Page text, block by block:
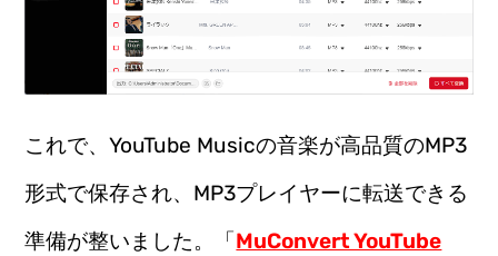
これで、YouTube Musicの音楽が高品質のMP3
形式で保存され、MP3プレイヤーに転送できる
準備が整いました。「MuConvert YouTube